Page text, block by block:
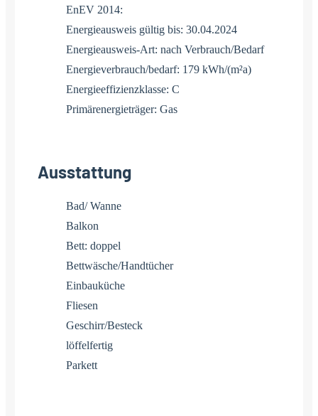
EnEV 2014:
Energieausweis gültig bis: 30.04.2024
Energieausweis-Art: nach Verbrauch/Bedarf
Energieverbrauch/bedarf: 179 kWh/(m²a)
Energieeffizienzklasse: C
Primärenergieträger: Gas
Ausstattung
Bad/ Wanne
Balkon
Bett: doppel
Bettwäsche/Handtücher
Einbauküche
Fliesen
Geschirr/Besteck
löffelfertig
Parkett